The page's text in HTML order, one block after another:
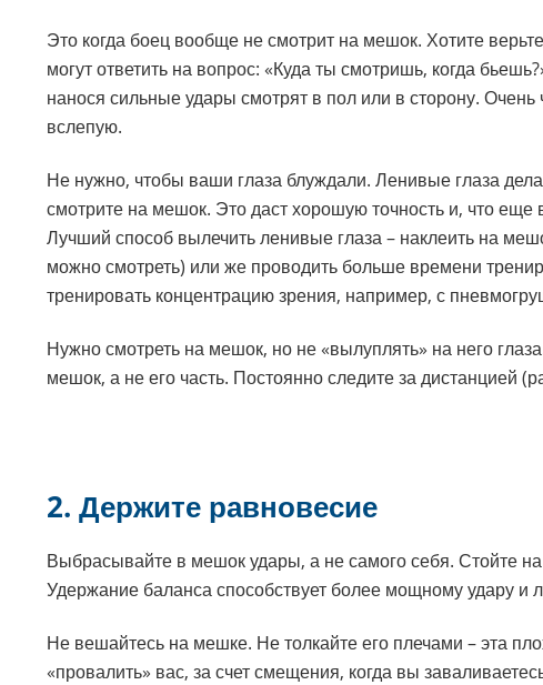
Это когда боец вообще не смотрит на мешок. Хотите
могут ответить на вопрос: «Куда ты смотришь, когда
нанося сильные удары смотрят в пол или в сторону.
вслепую.
Не нужно, чтобы ваши глаза блуждали. Ленивые глаза
смотрите на мешок. Это даст хорошую точность и, что еще
Лучший способ вылечить ленивые глаза – наклеить на
можно смотреть) или же проводить больше времени
тренировать концентрацию зрения, например, с
Нужно смотреть на мешок, но не «вылуплять» на него
мешок, а не его часть. Постоянно следите за дистанцией
2. Держите равновесие
Выбрасывайте в мешок удары, а не самого себя. Стойте
Удержание баланса способствует более мощному удару и
Не вешайтесь на мешке. Не толкайте его плечами – эта
«провалить» вас, за счет смещения, когда вы